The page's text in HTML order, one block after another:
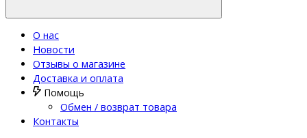
О нас
Новости
Отзывы о магазине
Доставка и оплата
Помощь
Обмен / возврат товара
Контакты